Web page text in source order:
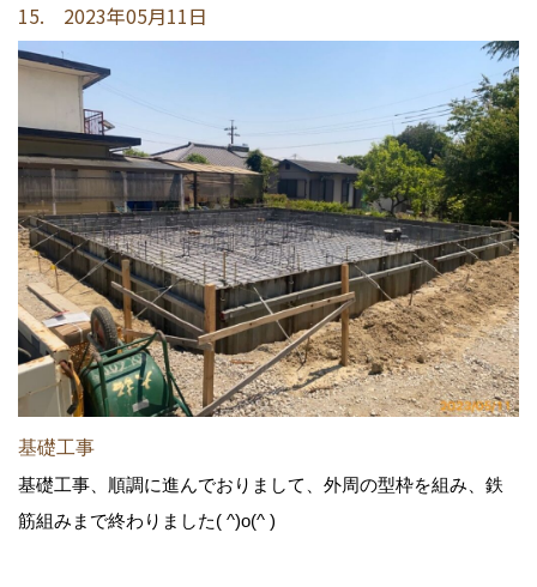
15. 2023年05月11日
基礎工事
基礎工事、順調に進んでおりまして、外周の型枠を組み、鉄
筋組みまで終わりました( ^)o(^ )